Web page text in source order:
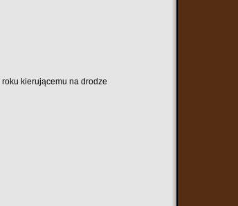
roku kierującemu na drodze